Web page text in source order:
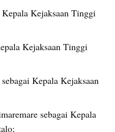
Kejaksaan Tinggi
Kejaksaan Tinggi
Kepala Kejaksaan
sebagai Kepala